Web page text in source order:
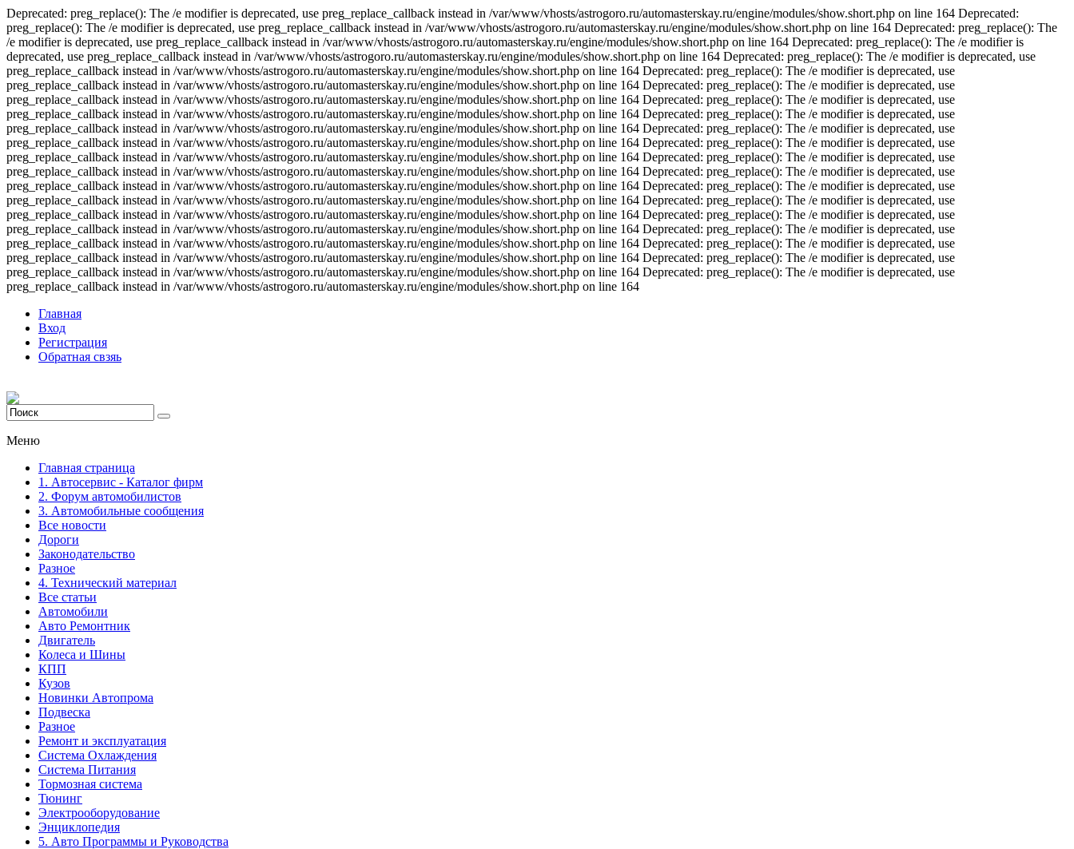
Deprecated: preg_replace(): The /e modifier is deprecated, use preg_replace_callback instead in /var/www/vhosts/astrogoro.ru/automasterskay.ru/engine/modules/show.short.php on line 164 Deprecated:
preg_replace(): The /e modifier is deprecated, use preg_replace_callback instead in /var/www/vhosts/astrogoro.ru/automasterskay.ru/engine/modules/show.short.php on line 164 Deprecated: preg_replace(): The
/e modifier is deprecated, use preg_replace_callback instead in /var/www/vhosts/astrogoro.ru/automasterskay.ru/engine/modules/show.short.php on line 164 Deprecated: preg_replace(): The /e modifier is
deprecated, use preg_replace_callback instead in /var/www/vhosts/astrogoro.ru/automasterskay.ru/engine/modules/show.short.php on line 164 Deprecated: preg_replace(): The /e modifier is deprecated, use
preg_replace_callback instead in /var/www/vhosts/astrogoro.ru/automasterskay.ru/engine/modules/show.short.php on line 164 Deprecated: preg_replace(): The /e modifier is deprecated, use
preg_replace_callback instead in /var/www/vhosts/astrogoro.ru/automasterskay.ru/engine/modules/show.short.php on line 164 Deprecated: preg_replace(): The /e modifier is deprecated, use
preg_replace_callback instead in /var/www/vhosts/astrogoro.ru/automasterskay.ru/engine/modules/show.short.php on line 164 Deprecated: preg_replace(): The /e modifier is deprecated, use
preg_replace_callback instead in /var/www/vhosts/astrogoro.ru/automasterskay.ru/engine/modules/show.short.php on line 164 Deprecated: preg_replace(): The /e modifier is deprecated, use
preg_replace_callback instead in /var/www/vhosts/astrogoro.ru/automasterskay.ru/engine/modules/show.short.php on line 164 Deprecated: preg_replace(): The /e modifier is deprecated, use
preg_replace_callback instead in /var/www/vhosts/astrogoro.ru/automasterskay.ru/engine/modules/show.short.php on line 164 Deprecated: preg_replace(): The /e modifier is deprecated, use
preg_replace_callback instead in /var/www/vhosts/astrogoro.ru/automasterskay.ru/engine/modules/show.short.php on line 164 Deprecated: preg_replace(): The /e modifier is deprecated, use
preg_replace_callback instead in /var/www/vhosts/astrogoro.ru/automasterskay.ru/engine/modules/show.short.php on line 164 Deprecated: preg_replace(): The /e modifier is deprecated, use
preg_replace_callback instead in /var/www/vhosts/astrogoro.ru/automasterskay.ru/engine/modules/show.short.php on line 164 Deprecated: preg_replace(): The /e modifier is deprecated, use
preg_replace_callback instead in /var/www/vhosts/astrogoro.ru/automasterskay.ru/engine/modules/show.short.php on line 164 Deprecated: preg_replace(): The /e modifier is deprecated, use
preg_replace_callback instead in /var/www/vhosts/astrogoro.ru/automasterskay.ru/engine/modules/show.short.php on line 164 Deprecated: preg_replace(): The /e modifier is deprecated, use
preg_replace_callback instead in /var/www/vhosts/astrogoro.ru/automasterskay.ru/engine/modules/show.short.php on line 164 Deprecated: preg_replace(): The /e modifier is deprecated, use
preg_replace_callback instead in /var/www/vhosts/astrogoro.ru/automasterskay.ru/engine/modules/show.short.php on line 164 Deprecated: preg_replace(): The /e modifier is deprecated, use
preg_replace_callback instead in /var/www/vhosts/astrogoro.ru/automasterskay.ru/engine/modules/show.short.php on line 164 Deprecated: preg_replace(): The /e modifier is deprecated, use
preg_replace_callback instead in /var/www/vhosts/astrogoro.ru/automasterskay.ru/engine/modules/show.short.php on line 164 Deprecated: preg_replace(): The /e modifier is deprecated, use
preg_replace_callback instead in /var/www/vhosts/astrogoro.ru/automasterskay.ru/engine/modules/show.short.php on line 164
Главная
Вход
Регистрация
Обратная свзяь
Меню
Главная страница
1. Автосервис - Каталог фирм
2. Форум автомобилистов
3. Автомобильные сообщения
Все новости
Дороги
Законодательство
Разное
4. Технический материал
Все статьи
Автомобили
Авто Ремонтник
Двигатель
Колеса и Шины
КПП
Кузов
Новинки Автопрома
Подвеска
Разное
Ремонт и эксплуатация
Система Охлаждения
Система Питания
Тормозная система
Тюнинг
Электрооборудование
Энциклопедия
5. Авто Программы и Руководства